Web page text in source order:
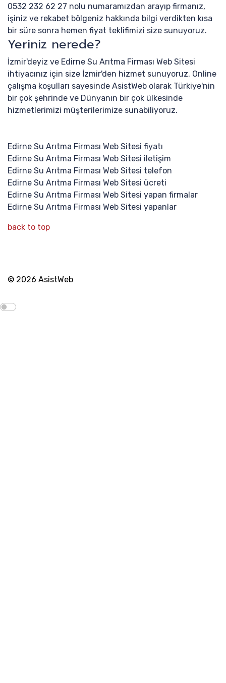
0532 232 62 27 nolu numaramızdan arayıp firmanız,
işiniz ve rekabet bölgeniz hakkında bilgi verdikten kısa
bir süre sonra hemen fiyat teklifimizi size sunuyoruz.
Yeriniz nerede?
İzmir'deyiz ve Edirne Su Arıtma Firması Web Sitesi
ihtiyacınız için size İzmir'den hizmet sunuyoruz. Online
çalışma koşulları sayesinde AsistWeb olarak Türkiye'nin
bir çok şehrinde ve Dünyanın bir çok ülkesinde
hizmetlerimizi müşterilerimize sunabiliyoruz.
Edirne Su Arıtma Firması Web Sitesi fiyatı
Edirne Su Arıtma Firması Web Sitesi iletişim
Edirne Su Arıtma Firması Web Sitesi telefon
Edirne Su Arıtma Firması Web Sitesi ücreti
Edirne Su Arıtma Firması Web Sitesi yapan firmalar
Edirne Su Arıtma Firması Web Sitesi yapanlar
back to top
© 2026 AsistWeb